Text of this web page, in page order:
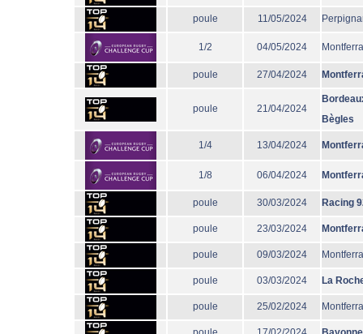
poule 11/05/2024
1/2 04/05/2024
poule 27/04/2024
poule 21/04/2024
Bègles
1/4 13/04/2024
1/8 06/04/2024
poule 30/03/2024 Racing
poule 23/03/2024
poule 09/03/2024
poule 03/03/2024 La
poule 25/02/2024